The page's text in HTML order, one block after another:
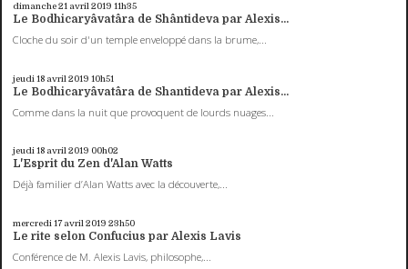
dimanche 21 avril 2019 11h35
Le Bodhicaryâvatâra de Shântideva par Alexis...
Cloche du soir d'un temple enveloppé dans la brume,...
jeudi 18 avril 2019 10h51
Le Bodhicaryâvatâra de Shantideva par Alexis...
Comme dans la nuit que provoquent de lourds nuages...
jeudi 18 avril 2019 00h02
L'Esprit du Zen d'Alan Watts
Déjà familier d’Alan Watts avec la découverte,...
mercredi 17 avril 2019 23h50
Le rite selon Confucius par Alexis Lavis
Conférence de M. Alexis Lavis, philosophe,...